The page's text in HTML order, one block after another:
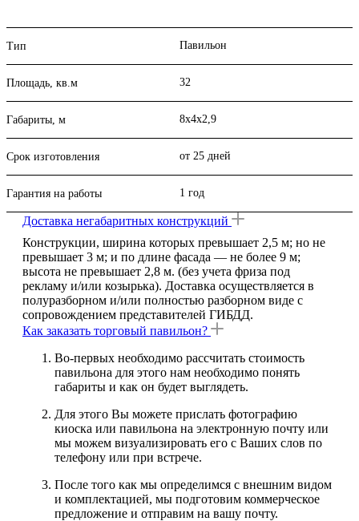
Тип Павильон
Площадь, кв.м 32
Габариты, м 8x4x2,9
Срок изготовления от 25 дней
Гарантия на работы 1 год
Доставка негабаритных конструкций
Конструкции, ширина которых превышает 2,5 м; но не
превышает 3 м; и по длине фасада — не более 9 м;
высота не превышает 2,8 м. (без учета фриза под
рекламу и/или козырька). Доставка осуществляется в
полуразборном и/или полностью разборном виде с
сопровождением представителей ГИБДД.
Как заказать торговый павильон?
Во-первых необходимо рассчитать стоимость
павильона для этого нам необходимо понять
габариты и как он будет выглядеть.
Для этого Вы можете прислать фотографию
киоска или павильона на электронную почту или
мы можем визуализировать его с Ваших слов по
телефону или при встрече.
После того как мы определимся с внешним видом
и комплектацией, мы подготовим коммерческое
предложение и отправим на вашу почту.